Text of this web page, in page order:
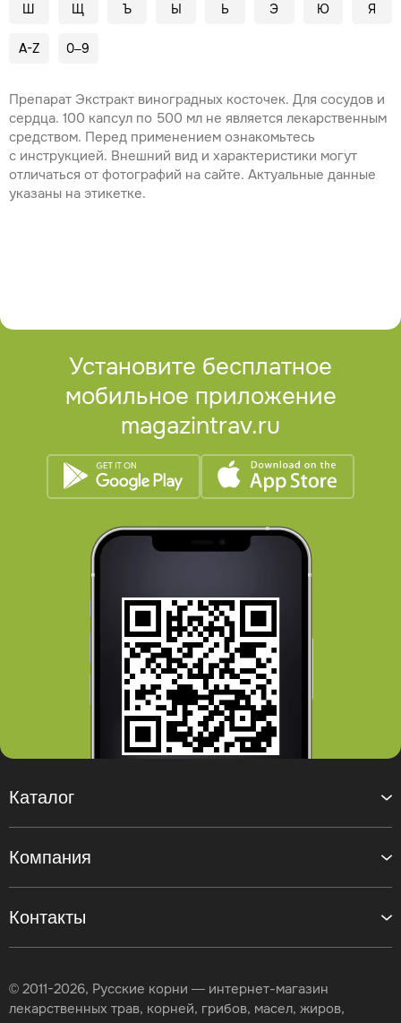
Ш Щ Ъ Ы Ь Э Ю Я
A-Z 0–9
Препарат Экстракт виноградных косточек. Для сосудов и
сердца. 100 капсул по 500 мл не является лекарственным
средством. Перед применением ознакомьтесь
с инструкцией. Внешний вид и характеристики могут
отличаться от фотографий на сайте. Актуальные данные
указаны на этикетке.
Установите бесплатное
мобильное приложение
magazintrav.ru
Контакты
Каталог
Компания
© 2011-2026, Русские корни — интернет-магазин
лекарственных трав, корней, грибов, масел, жиров,